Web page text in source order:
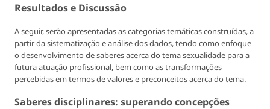
Resultados e Discussão
A seguir, serão apresentadas as categorias temáticas construídas, a
partir da sistematização e análise dos dados, tendo como enfoque
o desenvolvimento de saberes acerca do tema sexualidade para a
futura atuação profissional, bem como as transformações
percebidas em termos de valores e preconceitos acerca do tema.
Saberes disciplinares: superando concepções